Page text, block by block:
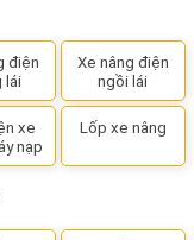
điện
lái
Xe nâng điện
ngồi lái
xe
nạp
Lốp xe nâng